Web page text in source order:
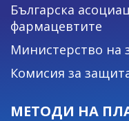
Българска
фармацевтите
Министерство на
Комисия за
МЕТОДИ НА